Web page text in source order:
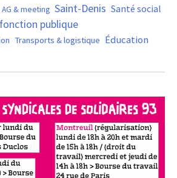
& meeting Saint-Denis Santé social
publique
Transports & logistique Éducation